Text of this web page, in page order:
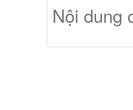
* Kích
31: